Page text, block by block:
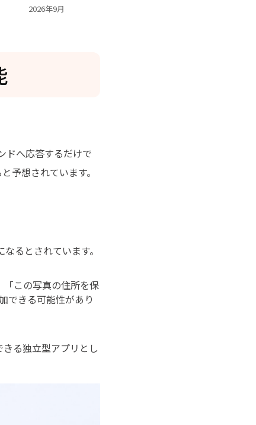
2026年9月
ドへ応答するだけで
予想されています。
るとされています。
この写真の住所を保
できる可能性があり
る独立型アプリとし